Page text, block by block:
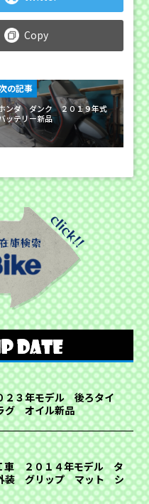
Copy
ンダ ダンク ２０１９年式
ッテリー新品
の記事
３年モデル 後ろタイ
オイル新品
２０１４年モデル タ
装 グリップ マット シ